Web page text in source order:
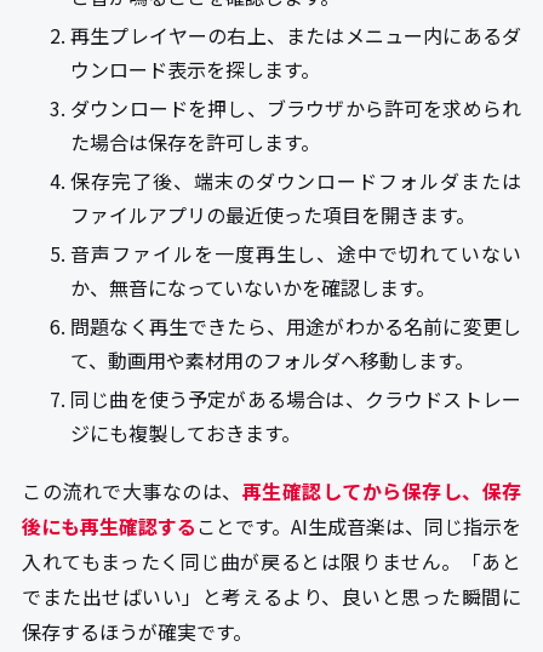
再生プレイヤーの右上、またはメニュー内にあるダ
ウンロード表示を探します。
ダウンロードを押し、ブラウザから許可を求められ
た場合は保存を許可します。
保存完了後、端末のダウンロードフォルダまたは
ファイルアプリの最近使った項目を開きます。
音声ファイルを一度再生し、途中で切れていない
か、無音になっていないかを確認します。
問題なく再生できたら、用途がわかる名前に変更し
て、動画用や素材用のフォルダへ移動します。
同じ曲を使う予定がある場合は、クラウドストレー
ジにも複製しておきます。
この流れで大事なのは、 再生確認してから保存し、保存
後にも再生確認することです。AI生成音楽は、同じ指示を
入れてもまったく同じ曲が戻るとは限りません。「あと
でまた出せばいい」と考えるより、良いと思った瞬間に
保存するほうが確実です。